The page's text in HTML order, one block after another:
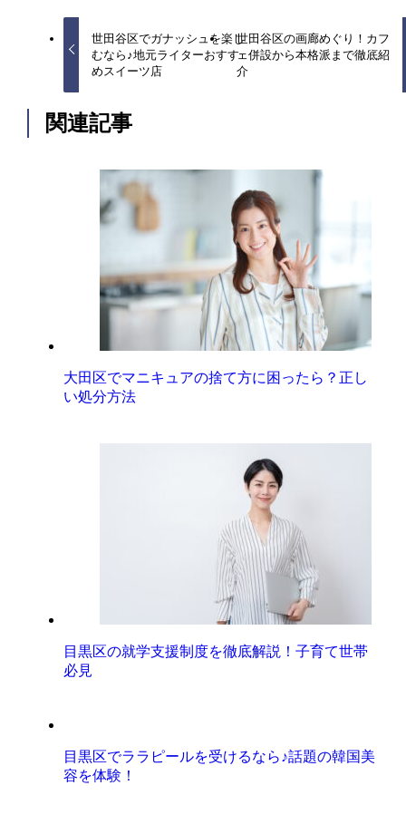
世田谷区でガナッシュを楽し
むなら♪地元ライターおすす
めスイーツ店
世田谷区の画廊めぐり！カフ
ェ併設から本格派まで徹底紹
介
関連記事
大田区でマニキュアの捨て方に困ったら？正し
い処分方法
目黒区の就学支援制度を徹底解説！子育て世帯
必見
目黒区でララピールを受けるなら♪話題の韓国美
容を体験！